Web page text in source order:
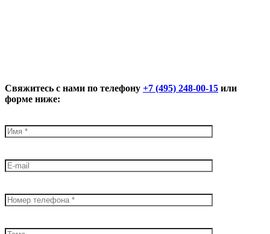
Свяжитесь с нами по телефону +7 (495) 248-00-15 или
форме ниже: